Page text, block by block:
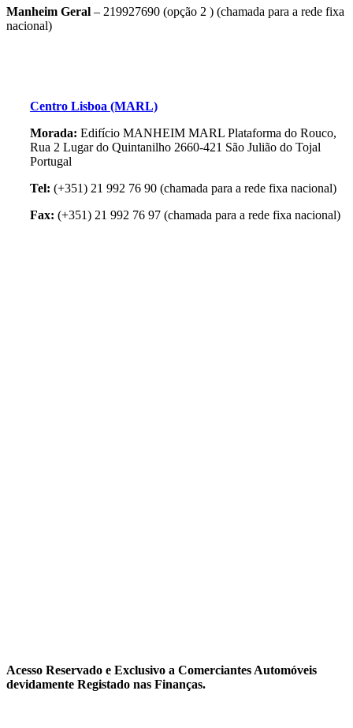
Manheim Geral – 219927690 (opção 2 ) (chamada para a rede fixa
nacional)
Centro Lisboa (MARL)
Morada: Edifício MANHEIM MARL Plataforma do Rouco,
Rua 2 Lugar do Quintanilho 2660-421 São Julião do Tojal
Portugal
Tel: (+351) 21 992 76 90 (chamada para a rede fixa nacional)
Fax: (+351) 21 992 76 97 (chamada para a rede fixa nacional)
Acesso Reservado e Exclusivo a Comerciantes Automóveis
devidamente Registado nas Finanças.